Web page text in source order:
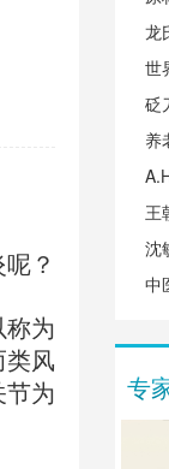
？
为
类风
节为
龙
世
砭
养
王
沈
中
专